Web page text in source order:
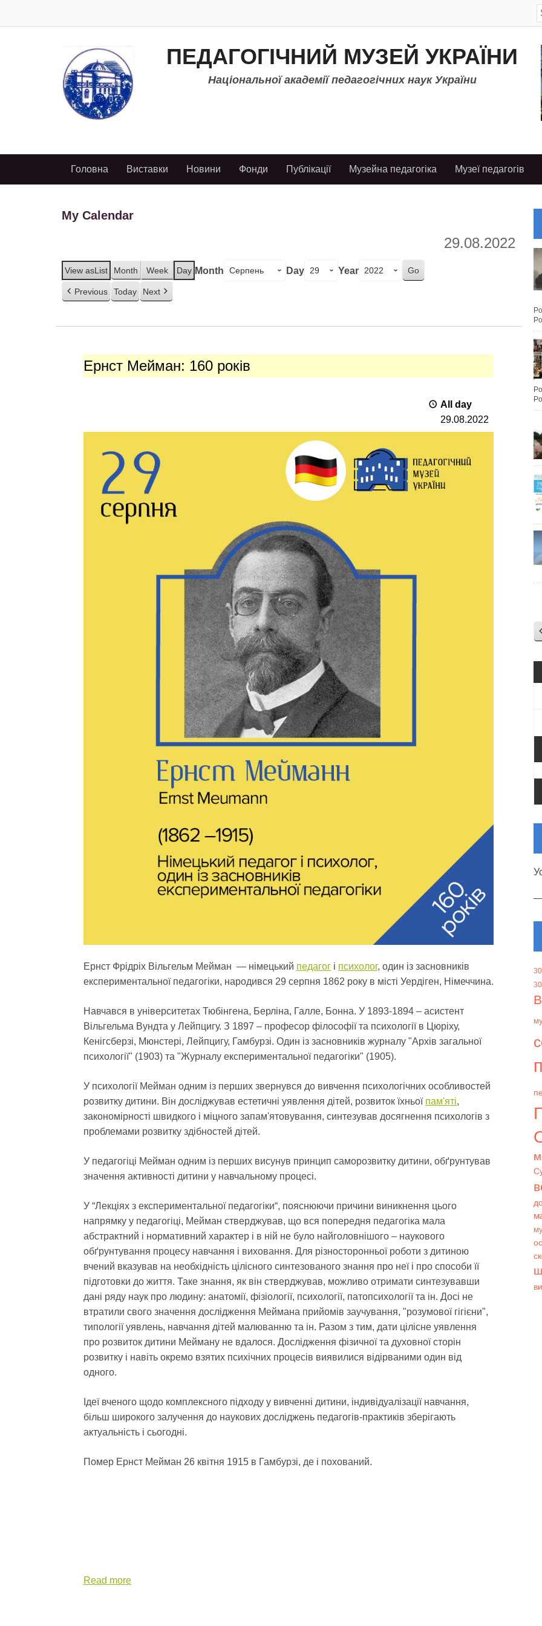
ПЕДАГОГІЧНИЙ МУЗЕЙ УКРАЇНИ
Національної академії педагогічних наук України
Головна Виставки Новини Фонди Публікації Музейна педагогіка Музеї педагогів
My Calendar
29.08.2022
View asList Month Week Day Month Day Year
Previous Today Next
Мейман:Ернст Мейман: 160 років
All day
29.08.2022
Ернст Фрідріх Вільгельм Мейман — німецький педагог і психолог, один із засновників
експериментальної педагогіки, народився 29 серпня 1862 року в місті Уердіген, Німеччина.
Навчався в університетах Тюбінгена, Берліна, Галле, Бонна. У 1893-1894 – асистент
Вільгельма Вундта у Лейпцигу. З 1897 – професор філософії та психології в Цюріху,
Кенігсберзі, Мюнстері, Лейпцигу, Гамбурзі. Один із засновників журналу "Архів загальної
психології" (1903) та "Журналу експериментальної педагогіки" (1905).
У психології Мейман одним із перших звернувся до вивчення психологічних особливостей
розвитку дитини. Він досліджував естетичні уявлення дітей, розвиток їхньої пам'яті,
закономірності швидкого і міцного запам'ятовування, синтезував досягнення психологів з
проблемами розвитку здібностей дітей.
У педагогіці Мейман одним із перших висунув принцип саморозвитку дитини, обґрунтував
значення активності дитини у навчальному процесі.
У “Лекціях з експериментальної педагогіки“, пояснюючи причини виникнення цього
напрямку у педагогіці, Мейман стверджував, що вся попередня педагогіка мала
абстрактний і нормативний характер і в ній не було найголовнішого – наукового
обґрунтування процесу навчання і виховання. Для різносторонньої роботи з дитиною
вчений вказував на необхідність цілісного синтезованого знання про неї і про способи її
підготовки до життя. Таке знання, як він стверджував, можливо отримати синтезувавши
дані ряду наук про людину: анатомії, фізіології, психології, патопсихології та ін. Досі не
втратили свого значення дослідження Меймана прийомів заучування, "розумової гігієни",
типології уявлень, навчання дітей малюванню та ін. Разом з тим, дати цілісне уявлення
про розвиток дитини Мейману не вдалося. Дослідження фізичної та духовної сторін
розвитку і навіть окремо взятих психічних процесів виявилися відірваними один від
одного.
Ідеї вченого щодо комплексного підходу у вивченні дитини, індивідуалізації навчання,
більш широкого залучення до наукових досліджень педагогів-практиків зберігають
актуальність і сьогодні.
Помер Ернст Мейман 26 квітня 1915 в Гамбурзі, де і похований.
Read more